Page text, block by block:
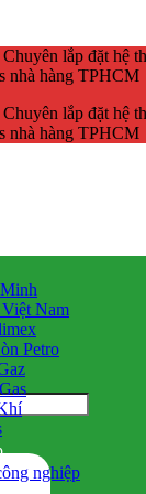
lắp đặt hệ
nhà hàng TPHCM
lắp đặt hệ
nhà hàng TPHCM
Việt Nam
Petro
nghiệp